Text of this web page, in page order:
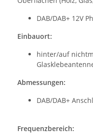
DAB/DAB+ 12V
Einbauort:
hinter/auf
Abmessungen:
DAB/DAB+
Frequenzbereich: